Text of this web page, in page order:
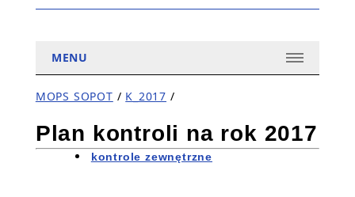
MENU
MOPS SOPOT / K_2017 /
Plan kontroli na rok 2017
kontrole zewnętrzne